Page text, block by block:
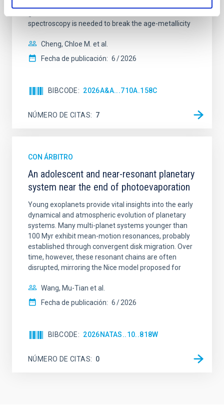
spectroscopy is needed to break the age-metallicity
Cheng, Chloe M. et al.
Fecha de publicación: 6 2026
BIBCODE 2026A&A...710A.158C
NÚMERO DE CITAS 7
CON ÁRBITRO
An adolescent and near-resonant planetary
system near the end of photoevaporation
Young exoplanets provide vital insights into the early
dynamical and atmospheric evolution of planetary
systems. Many multi-planet systems younger than
100 Myr exhibit mean-motion resonances, probably
established through convergent disk migration. Over
time, however, these resonant chains are often
disrupted, mirroring the Nice model proposed for
Wang, Mu-Tian et al.
Fecha de publicación: 6 2026
BIBCODE 2026NATAS..10..818W
NÚMERO DE CITAS 0